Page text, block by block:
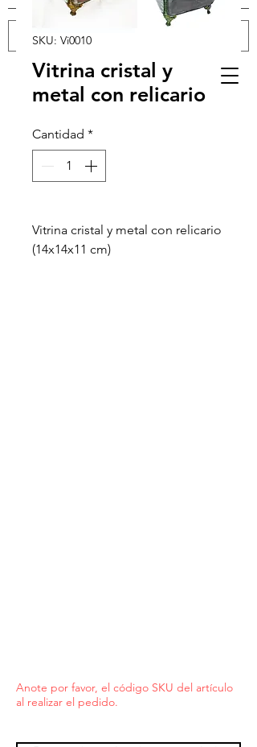
Iniciar sesión
SKU: Vi0010
Vitrina cristal y
metal con relicario
Cantidad *
Vitrina cristal y metal con relicario
(14x14x11 cm)
Anote por favor, el código SKU del artículo
al realizar el pedido.